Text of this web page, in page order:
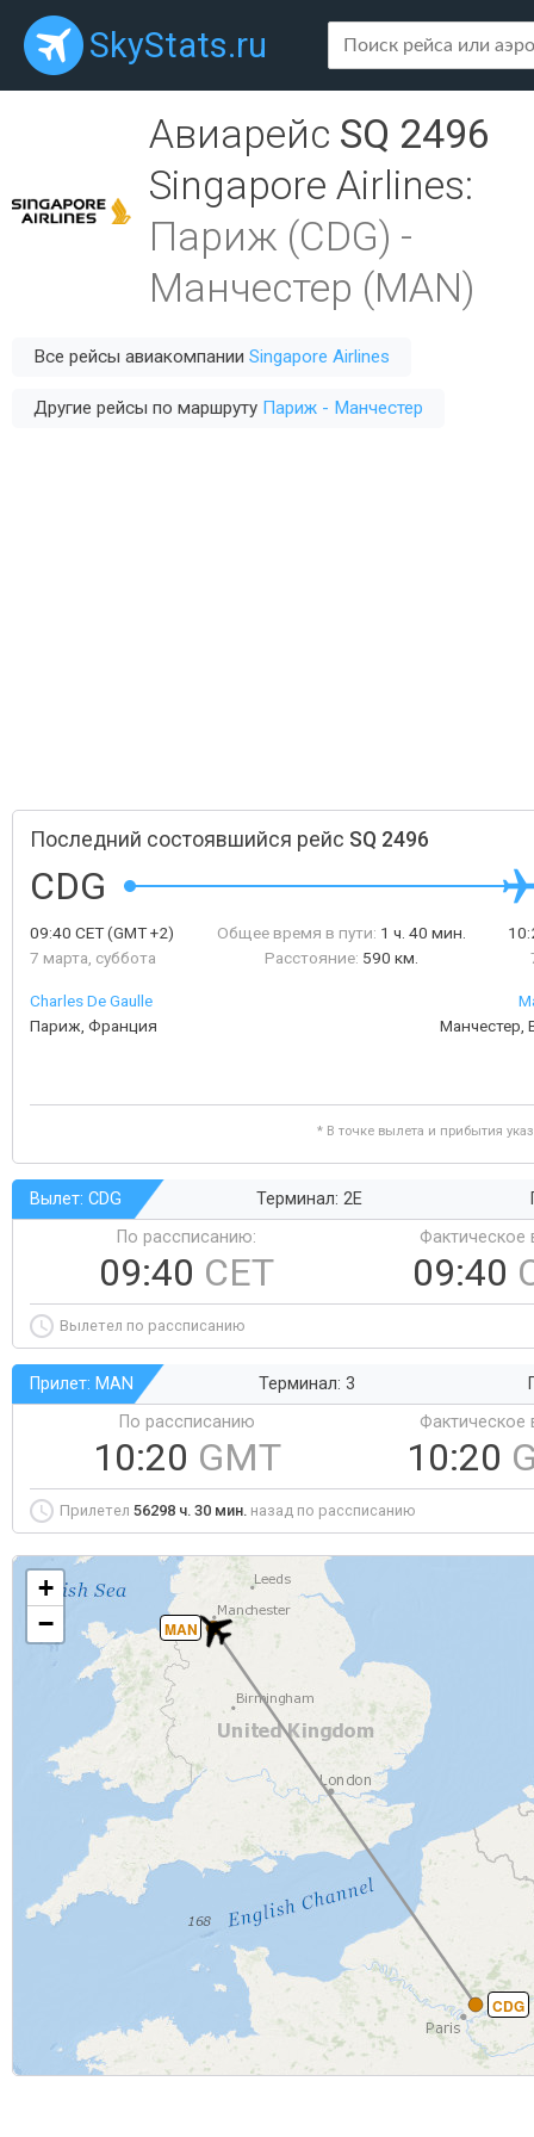
SkyStats.ru
Авиарейс SQ 2496
Singapore Airlines:
Париж (CDG) -
Манчестер (MAN)
Все рейсы авиакомпании Singapore Airlines
Другие рейсы по маршруту Париж - Манчестер
Последний состоявшийся рейс SQ 2496
CDG
09:40 CET(GMT +2)
7 марта, суббота
Общее время в пути: 1 ч. 40 мин.
Расстояние: 590 км.
Charles De Gaulle
Париж, Франция
Манчестер,
* В точке вылета и прибытия
Вылет: CDG Терминал: 2E
По рассписанию:
09:40 CET
Фактическое
09:40
Вылетел по рассписанию
Прилет: MAN Терминал: 3
По рассписанию
10:20 GMT
Фактическое
10:20
Прилетел 56298 ч. 30 мин. назад по рассписанию
CDG
MAN
+
−